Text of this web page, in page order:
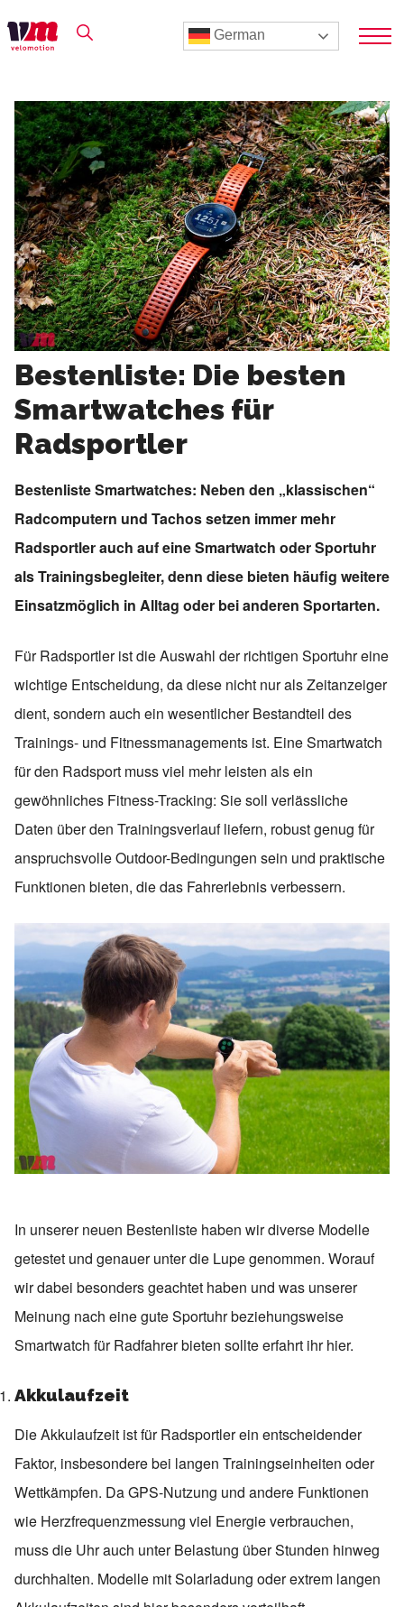
German
Bestenliste: Die besten
Smartwatches für
Radsportler
Bestenliste Smartwatches: Neben den „klassischen“
Radcomputern und Tachos setzen immer mehr
Radsportler auch auf eine Smartwatch oder Sportuhr
als Trainingsbegleiter, denn diese bieten häufig weitere
Einsatzmöglich in Alltag oder bei anderen Sportarten.
Für Radsportler ist die Auswahl der richtigen Sportuhr eine
wichtige Entscheidung, da diese nicht nur als Zeitanzeiger
dient, sondern auch ein wesentlicher Bestandteil des
Trainings- und Fitnessmanagements ist. Eine Smartwatch
für den Radsport muss viel mehr leisten als ein
gewöhnliches Fitness-Tracking: Sie soll verlässliche
Daten über den Trainingsverlauf liefern, robust genug für
anspruchsvolle Outdoor-Bedingungen sein und praktische
Funktionen bieten, die das Fahrerlebnis verbessern.
In unserer neuen Bestenliste haben wir diverse Modelle
getestet und genauer unter die Lupe genommen. Worauf
wir dabei besonders geachtet haben und was unserer
Meinung nach eine gute Sportuhr beziehungsweise
Smartwatch für Radfahrer bieten sollte erfahrt ihr hier.
Akkulaufzeit
Die Akkulaufzeit ist für Radsportler ein entscheidender
Faktor, insbesondere bei langen Trainingseinheiten oder
Wettkämpfen. Da GPS-Nutzung und andere Funktionen
wie Herzfrequenzmessung viel Energie verbrauchen,
muss die Uhr auch unter Belastung über Stunden hinweg
durchhalten. Modelle mit Solarladung oder extrem langen